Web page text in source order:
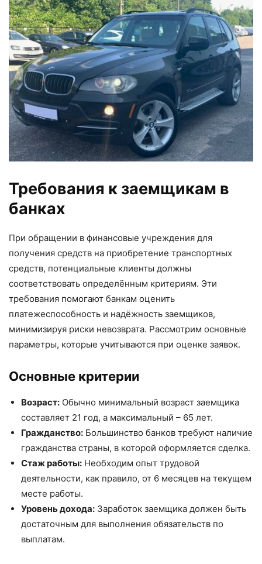
Требования к заемщикам в
банках
При обращении в финансовые учреждения для
получения средств на приобретение транспортных
средств, потенциальные клиенты должны
соответствовать определённым критериям. Эти
требования помогают банкам оценить
платежеспособность и надёжность заемщиков,
минимизируя риски невозврата. Рассмотрим основные
параметры, которые учитываются при оценке заявок.
Основные критерии
Возраст: Обычно минимальный возраст заемщика
составляет 21 год, а максимальный – 65 лет.
Гражданство: Большинство банков требуют наличие
гражданства страны, в которой оформляется сделка.
Стаж работы: Необходим опыт трудовой
деятельности, как правило, от 6 месяцев на текущем
месте работы.
Уровень дохода: Заработок заемщика должен быть
достаточным для выполнения обязательств по
выплатам.